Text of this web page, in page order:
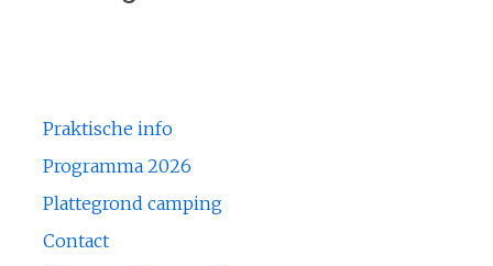
Praktische info
Programma 2026
Plattegrond camping
Contact